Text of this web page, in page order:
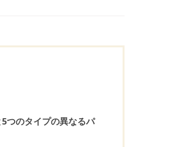
つのタイプの異なるパ